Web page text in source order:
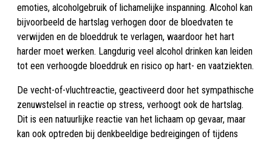
emoties, alcoholgebruik of lichamelijke inspanning. Alcohol kan
bijvoorbeeld de hartslag verhogen door de bloedvaten te
verwijden en de bloeddruk te verlagen, waardoor het hart
harder moet werken. Langdurig veel alcohol drinken kan leiden
tot een verhoogde bloeddruk en risico op hart- en vaatziekten.
De vecht-of-vluchtreactie, geactiveerd door het sympathische
zenuwstelsel in reactie op stress, verhoogt ook de hartslag.
Dit is een natuurlijke reactie van het lichaam op gevaar, maar
kan ook optreden bij denkbeeldige bedreigingen of tijdens